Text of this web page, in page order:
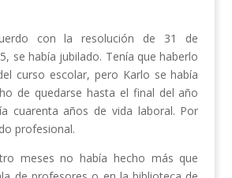
con la resolución de 31 de
se había jubilado. Tenía que haberlo
curso escolar, pero Karlo se había
de quedarse hasta el final del año
cuarenta años de vida laboral. Por
profesional.
meses no había hecho más que